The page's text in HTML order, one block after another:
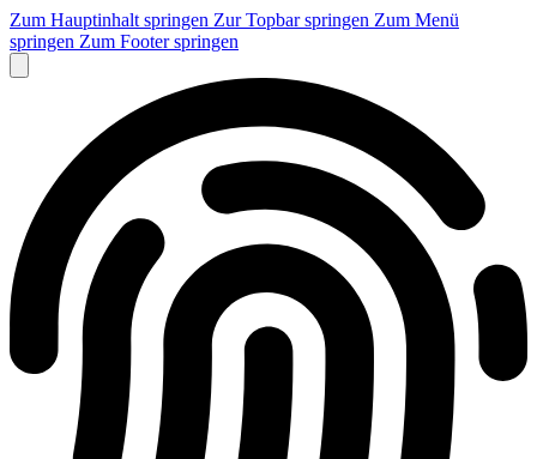
Zum Hauptinhalt springen Zur Topbar springen Zum Menü
springen Zum Footer springen